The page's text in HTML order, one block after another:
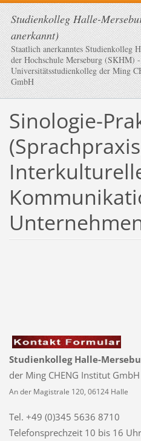
Studienkolleg Halle-
anerkannt)
Staatlich anerkanntes Studienkolleg
der Hochschule Merseburg (SKHM) -
Universitätsstudienkolleg der Ming
GmbH
Sinologie-
Studienkolleg Halle-
der Ming CHENG Institut GmbH
An der Magistrale 120, 06124 Halle
Tel. +49 (0)345 5636 8710
Telefonsprechzeit 10 bis 16 Uhr